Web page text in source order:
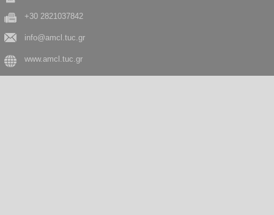
+30 2821037842
info@amcl.tuc.gr
www.amcl.tuc.gr